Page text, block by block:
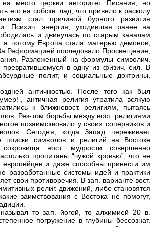
на место церкви авторитет Писания, но
его на собств. лад, что привело к расколу
стал причиной бурного развития
Психич. энергия, уходившая ранее на
и двинулась по старым каналам
а потому Европа стала матерью демонов,
Реформацией последовало Просвещение,
Разложенный на формулы символич.
превратившемуся в одну из физич. сил. В
полит, и социальные доктрины,
античностью. После того как был
античная религия утратила всякую
к ближневост. религиям, пытаясь
Рез-том борьбы между вост. религиями
позаимствовало у своих соперников и
Сегодня, когда Запад переживает
поиски символов и религий на Востоке
вост. мудрости совершенно
пропитаны “чужой кровью”, что не
европейцев и даже способны принести им
разработанные системы идей и практики
свои противоречия. В зап. варианте вост.
религ. движений, либо становятся
заимствования с Востока не помогут,
то зап. йогой, то алхимией 20 в.
погружение в глубины бессознат.